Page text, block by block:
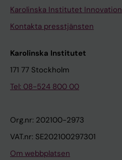
Karolinska Institutet Innovation
Kontakta presstjänsten
Karolinska Institutet
171 77 Stockholm
Tel: 08-524 800 00
Org.nr: 202100-2973
VAT.nr: SE202100297301
Om webbplatsen